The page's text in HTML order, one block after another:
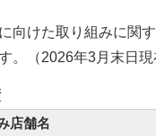
けた取り組みに関
。（2026年3月末日現
店舗名